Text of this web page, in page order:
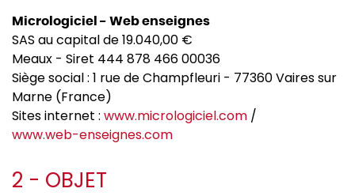
Micrologiciel - Web enseignes
SAS au capital de 19.040,00 €
Meaux - Siret 444 878 466 00036
Siège social : 1 rue de Champfleuri - 77360 Vaires sur
Marne (France)
Sites internet : www.micrologiciel.com /
www.web-enseignes.com
2 - OBJET